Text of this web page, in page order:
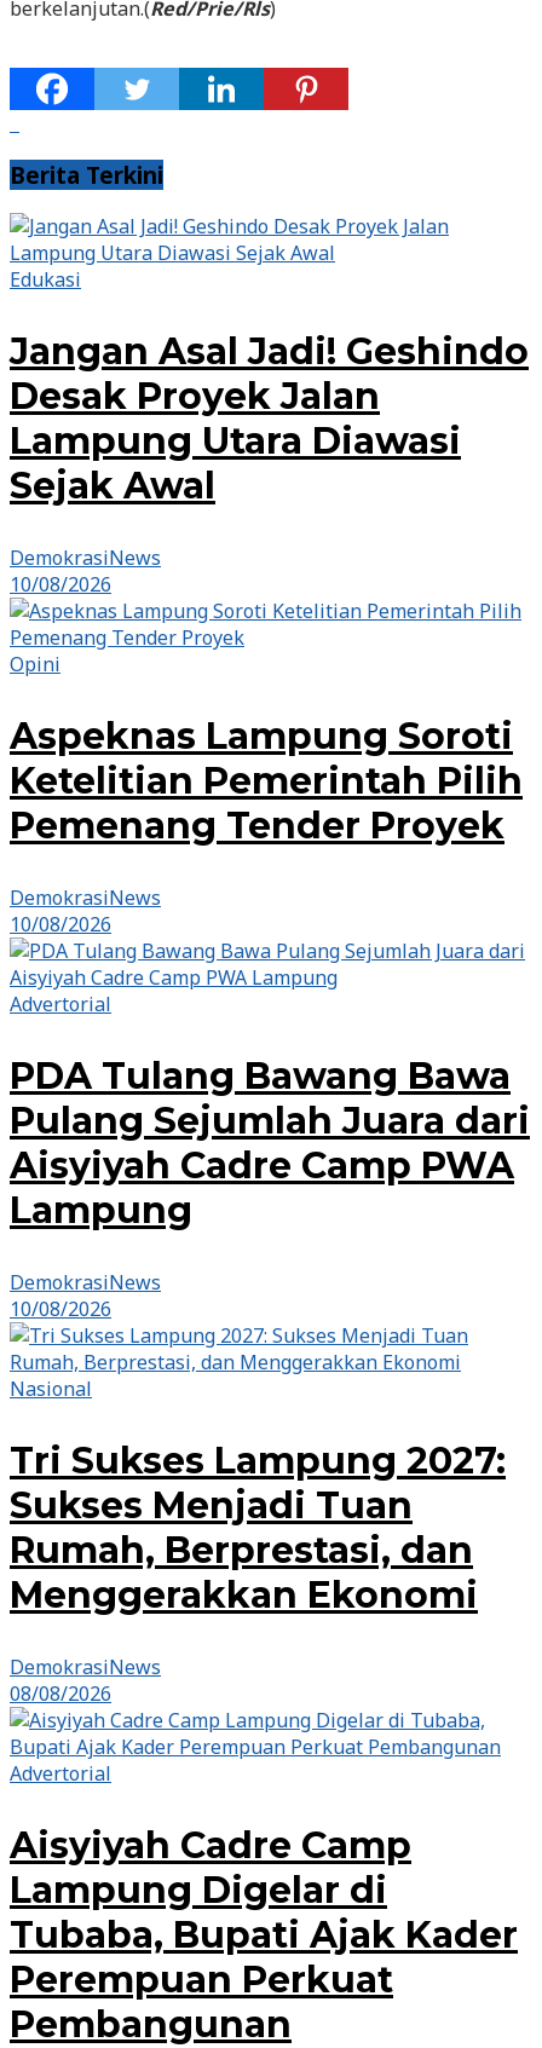
berkelanjutan.(Red/Prie/Rls)
Berita Terkini
Edukasi
Jangan Asal Jadi! Geshindo
Desak Proyek Jalan
Lampung Utara Diawasi
Sejak Awal
DemokrasiNews
10/08/2026
Opini
Aspeknas Lampung Soroti
Ketelitian Pemerintah Pilih
Pemenang Tender Proyek
DemokrasiNews
10/08/2026
Advertorial
PDA Tulang Bawang Bawa
Pulang Sejumlah Juara dari
Aisyiyah Cadre Camp PWA
Lampung
DemokrasiNews
10/08/2026
Nasional
Tri Sukses Lampung 2027:
Sukses Menjadi Tuan
Rumah, Berprestasi, dan
Menggerakkan Ekonomi
DemokrasiNews
08/08/2026
Advertorial
Aisyiyah Cadre Camp
Lampung Digelar di
Tubaba, Bupati Ajak Kader
Perempuan Perkuat
Pembangunan